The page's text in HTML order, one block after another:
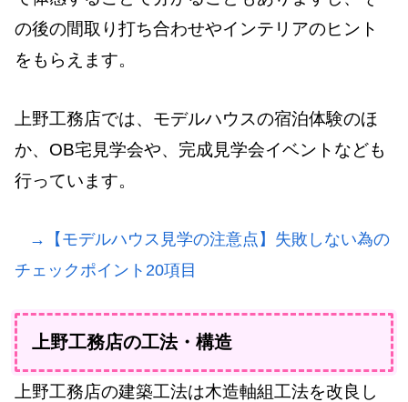
の後の間取り打ち合わせやインテリアのヒント
をもらえます。
上野工務店では、モデルハウスの宿泊体験のほ
か、OB宅見学会や、完成見学会イベントなども
行っています。
→【モデルハウス見学の注意点】失敗しない為の
チェックポイント20項目
上野工務店の工法・構造
上野工務店の建築工法は木造軸組工法を改良し